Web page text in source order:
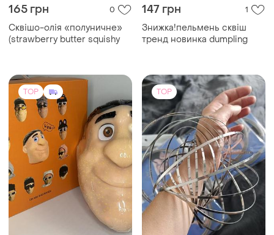
165 грн 0
Сквішо-олія «полуничне»
(strawberry butter squishy
147 грн 1
Знижка!пельмень сквіш
тренд новинка dumpling
TOP TOP